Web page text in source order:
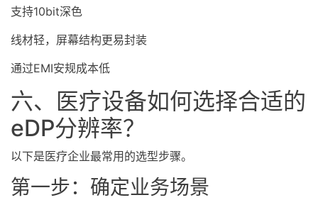
支持10bit深色
线材轻，屏幕结构更易封装
通过EMI安规成本低
六、医疗设备如何选择合适的
eDP分辨率？
以下是医疗企业最常用的选型步骤。
第一步：确定业务场景